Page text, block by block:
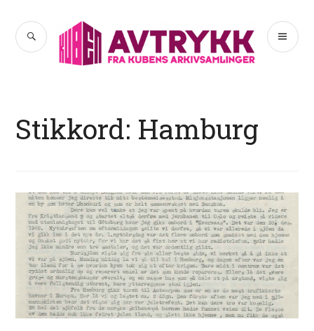
innhold
Avtrykk
SØK
Stikkord: Hamburg